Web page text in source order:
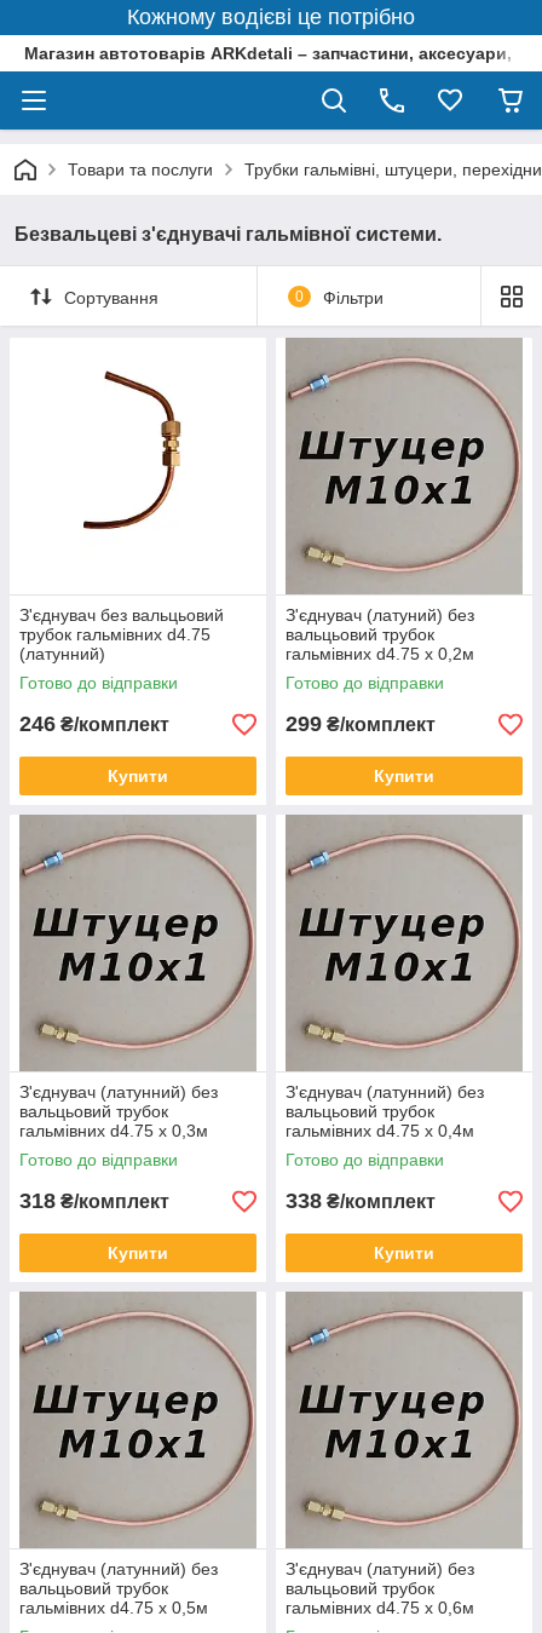
Кожному водієві це потрібно
Магазин автотоварів ARKdetali – запчастини, аксесуари,
Товари та послуги Трубки гальмівні, штуцери,
Безвальцеві з'єднувачі гальмівної системи.
Сортування 0 Фільтри
З'єднувач без вальцьовий
трубок гальмівних d4.75
(латунний)
Готово до відправки
246 ₴/комплект
Купити
З'єднувач (латуний) без
вальцьовий трубок
гальмівних d4.75 х 0,2м
штуцер М10х1
Готово до відправки
299 ₴/комплект
Купити
З'єднувач (латунний) без
вальцьовий трубок
гальмівних d4.75 х 0,3м
штуцер М10х1
Готово до відправки
318 ₴/комплект
Купити
З'єднувач (латунний) без
вальцьовий трубок
гальмівних d4.75 х 0,4м
штуцер М10х1
Готово до відправки
338 ₴/комплект
Купити
З'єднувач (латунний) без
вальцьовий трубок
гальмівних d4.75 х 0,5м
штуцер М10х1
З'єднувач (латуний) без
вальцьовий трубок
гальмівних d4.75 х 0,6м
штуцер М10х1